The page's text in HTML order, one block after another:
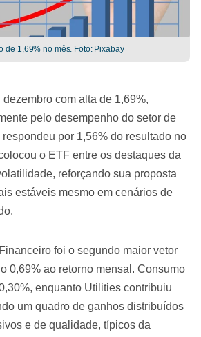
de 1,69% no mês. Foto: Pixabay
dezembro com alta de 1,69%,
pelo desempenho do setor de
por 1,56% do resultado no
o ETF entre os destaques da
reforçando sua proposta
estáveis mesmo em cenários de
foi o segundo maior vetor
0,69% ao retorno mensal. Consumo
enquanto Utilities contribuiu
um quadro de ganhos distribuídos
e de qualidade, típicos da